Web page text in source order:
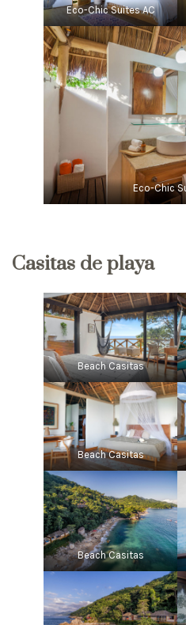
Eco-Chic Suites AC
Eco-Chic
Casitas de playa
Beach Casitas
Beach Casitas
Beach Casitas